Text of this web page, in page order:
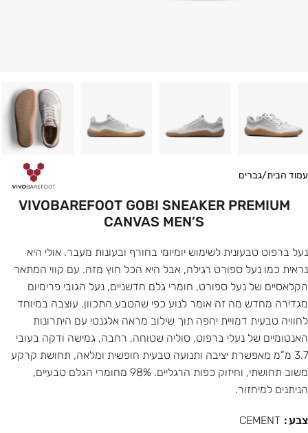
עמוד הבית/גברים
VIVOBAREFOOT GOBI SNEAKER PREMIUM
CANVAS MEN’S
נעל ברפוט טבעונית לשימוש יומיומי בחורף ובעונות מעבר. אולי היא
נראית כמו נעל ספורט רגילה, אבל היא הכל חוץ מזה. עם קווי המתאר
הקלאסיים של נעל ספורט, חומרי גלם חדשניים, נעל הגובי פרימיום
מגדירה מחדש מה זה אומר לנוע כפי שהטבע התכוון. עוצבה במיוחד
לחוויה טבעית דמויית יחפה תוך שילוב מראה אלגנטי עם היתרונות
האנטומיים של נעלי ברפוט. סוליה שטוחה, רחבה, גמישה ודקה בעובי
3.7 מ”מ מאפשרת יציבה ותנועה טבעית חופשית ומלאה, תחושת קרקע
משוב תחושתי, וחיזוק כפות הרגליים. 98% מחומרי הגלם טבעיים,
הניתנים למיחזור.
צבע CEMENT